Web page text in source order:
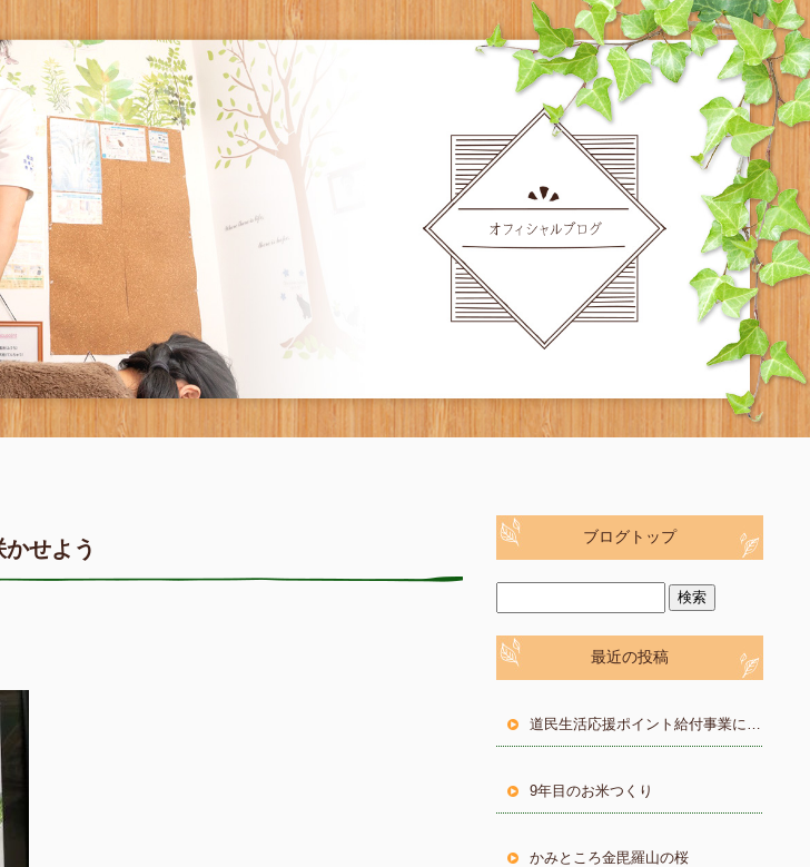
せよう ブログトップ
最近の投稿
道民生活応援ポイント給付事業について
9年目のお米つくり
かみところ金毘羅山の桜